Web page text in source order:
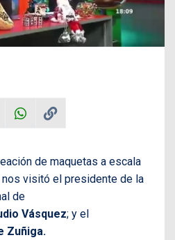
de maquetas a escala
visitó el presidente de la
de
Vásquez; y el
Zuñiga.